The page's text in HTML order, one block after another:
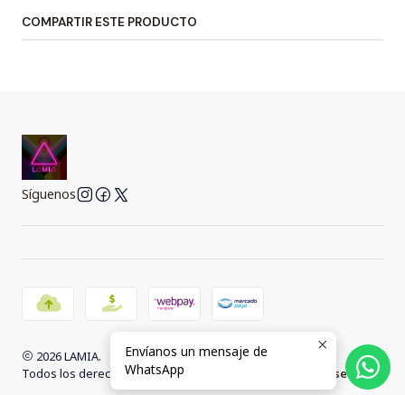
COMPARTIR ESTE PRODUCTO
Síguenos
2026 LAMIA.
Todos los derechos reservados.
Desarrollado por Jumpseller.
Envíanos un mensaje de
WhatsApp